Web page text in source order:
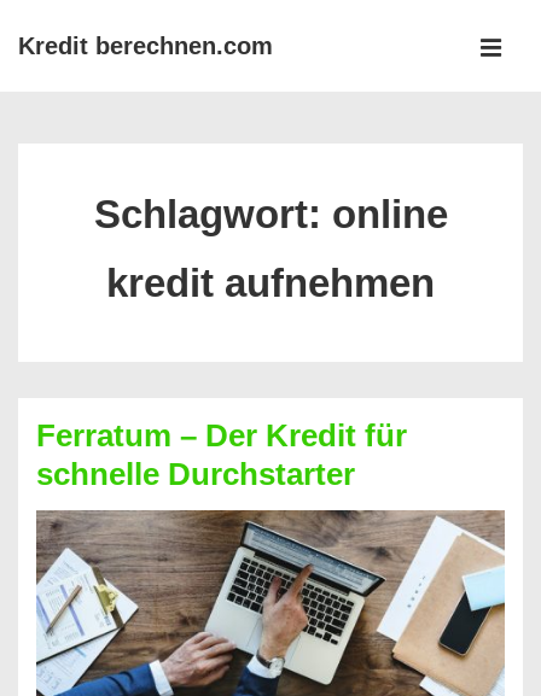
ZumKredit berechnen.com
Schlagwort: online
kredit aufnehmen
Ferratum – Der Kredit für
schnelle Durchstarter